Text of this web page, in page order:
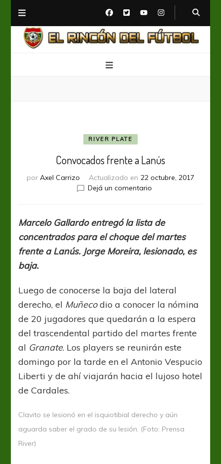
RIVER PLATE
Convocados frente a Lanús
por Axel Carrizo Actualizado en 22 octubre, 2017
Dejá un comentarioen
Lanús
Marcelo Gallardo entregó la lista de
concentrados para el choque del martes
frente a Lanús. Jorge Moreira, lesionado, es
baja.
Luego de conocerse la baja del lateral
derecho, el Muñecodio a conocer la nómina
de 20 jugadores que quedarán a la espera
del trascendental partido del martes frente
al Granate. Los players se reunirán este
domingo por la tarde en el Antonio Vespucio
Liberti y de ahí viajarán hacia el lujoso hotel
de Cardales.
Clavito se lesionó en el isquiotibial derecho y aún
aguarda saber el grado de su lesión. (Foto: Prensa
River)